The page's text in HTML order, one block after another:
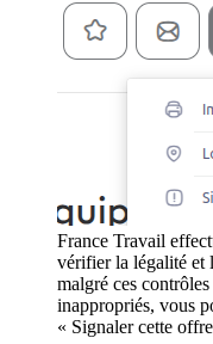
France Travail
vérifier la légalité et
malgré ces
inappropriés, vous
« Signaler cette